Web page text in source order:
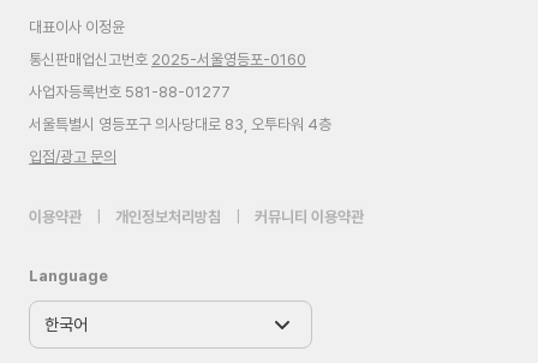
대표이사 이정윤
통신판매업신고번호 2025-서울영등포-0160
사업자등록번호 581-88-01277
서울특별시 영등포구 의사당대로 83, 오투타워 4층
입점/광고 문의
이용약관 개인정보처리방침 커뮤니티 이용약관
Language